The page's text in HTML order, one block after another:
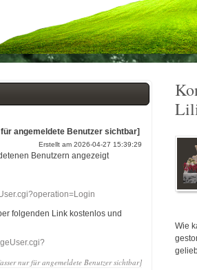
angemeldete Benutzer sichtbar]
Erstellt am 2026-04-27 15:39:29
Benutzern angezeigt
folgenden Link kostenlos und
nur für angemeldete Benutzer sichtbar]
Wie